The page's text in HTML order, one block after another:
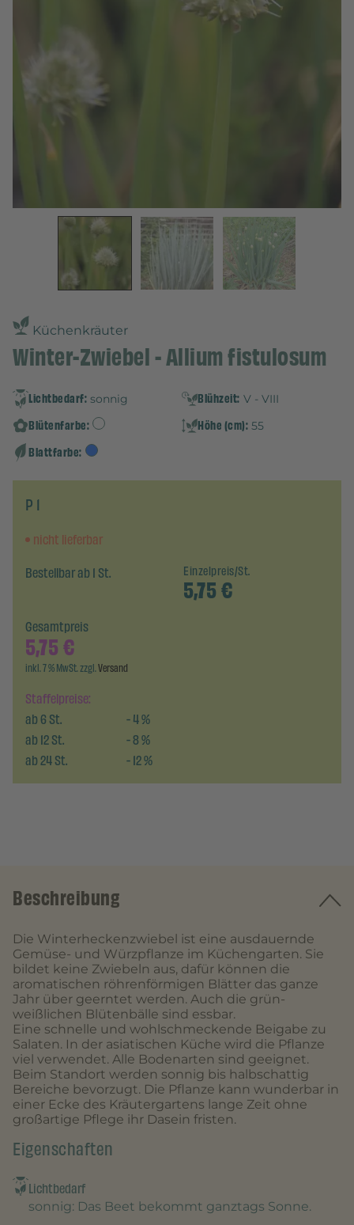
Küchenkräuter
Winter-Zwiebel - Allium fistulosum
Lichtbedarf: sonnig Blühzeit: V - VIII
Blütenfarbe: Höhe (cm): 55
Blattfarbe:
P 1
nicht lieferbar
Bestellbar ab 1 St.
Einzelpreis/St.
5,75€
Staffelpreise:
ab6St. -4%
ab12St. -8%
ab24St. -12%
Gesamtpreis
5,75€
inkl. 7 % MwSt. zzgl.Versand
Beschreibung
Die Winterheckenzwiebel ist eine ausdauernde
Gemüse- und Würzpflanze im Küchengarten. Sie
bildet keine Zwiebeln aus, dafür können die
aromatischen röhrenförmigen Blätter das ganze
Jahr über geerntet werden. Auch die grün-
weißlichen Blütenbälle sind essbar.
Eine schnelle und wohlschmeckende Beigabe zu
Salaten. In der asiatischen Küche wird die Pflanze
viel verwendet. Alle Bodenarten sind geeignet.
Beim Standort werden sonnig bis halbschattig
Bereiche bevorzugt. Die Pflanze kann wunderbar in
einer Ecke des Kräutergartens lange Zeit ohne
großartige Pflege ihr Dasein fristen.
Eigenschaften
Lichtbedarf
sonnig: Das Beet bekommt ganztags Sonne.